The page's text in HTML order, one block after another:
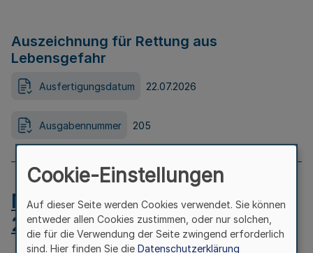
Auszeichnung für Rettung aus
Lebensgefahr
Ausfertigungsdatum 22.07.2026
Ausgabennummer 205
MB.NRW 2026 Nr. 204 vom
24.07.2026
Cookie-Einstellungen
Auf dieser Seite werden Cookies verwendet. Sie können
entweder allen Cookies zustimmen, oder nur solchen,
die für die Verwendung der Seite zwingend erforderlich
sind. Hier finden Sie die Datenschutzerklärung